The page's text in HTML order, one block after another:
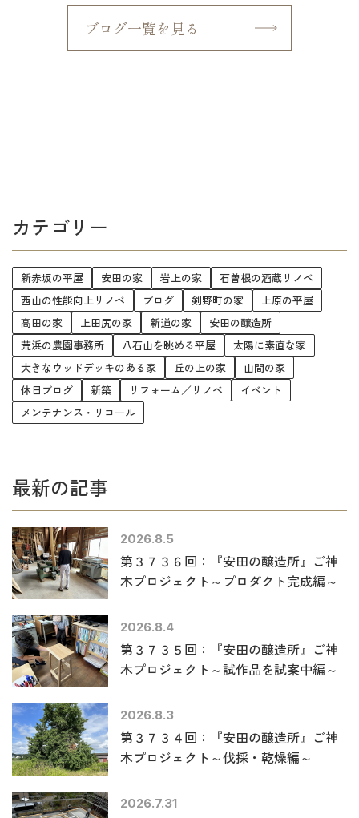
ブログ一覧を見る
カテゴリー
新赤坂の平屋 安田の家 岩上の家
石曽根の酒蔵リノベ
西山の性能向上リノベ
ブログ 剣野町の家
上原の平屋
高田の家
上田尻の家 新道の家
安田の醸造所
荒浜の農園事務所
八石山を眺める平屋
太陽に素直な家
大きなウッドデッキのある家
丘の上の家
山間の家
休日ブログ
新築 リフォーム／リノベ
イベント
メンテナンス・リコール
最新の記事
2026.8.5
第３７３６回：『安田の醸造所』ご神
木プロジェクト～プロダクト完成編～
2026.8.4
第３７３５回：『安田の醸造所』ご神
木プロジェクト～試作品を試案中編～
2026.8.3
第３７３４回：『安田の醸造所』ご神
木プロジェクト～伐採・乾燥編～
2026.7.31